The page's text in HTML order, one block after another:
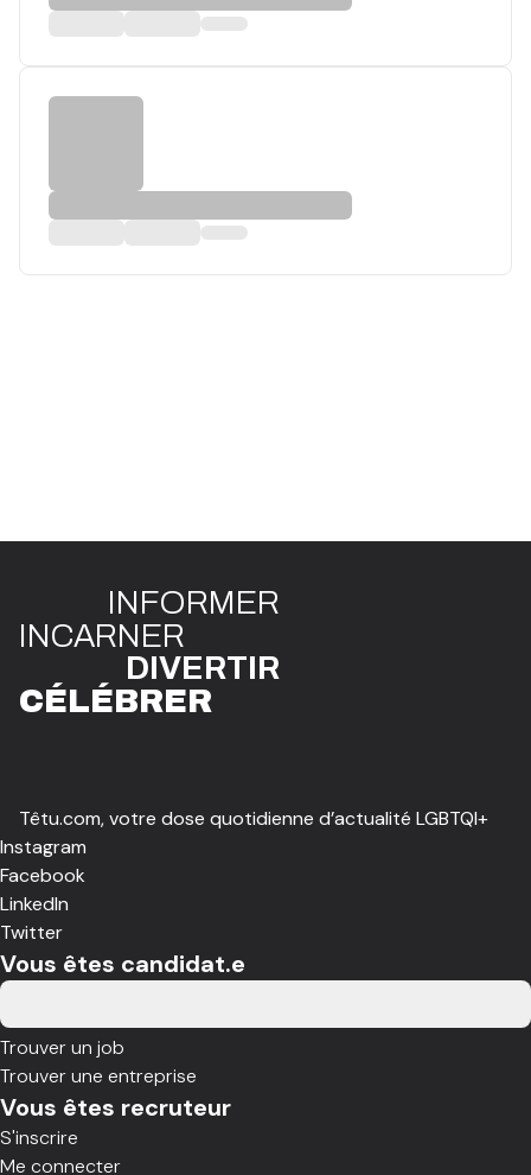
INFORMER
INCARNER
DIVERTIR
CÉLÉBRER
Têtu.com, votre dose quotidienne d’actualité LGBTQI+
Instagram
Facebook
LinkedIn
Twitter
Vous êtes candidat.e
Trouver un job
Trouver une entreprise
Vous êtes recruteur
S'inscrire
Me connecter